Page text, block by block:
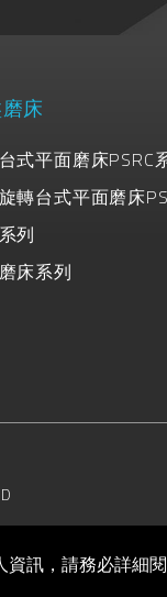
床
式平面磨床PSRC
轉台式平面磨床
列
床系列
訊，請務必詳細